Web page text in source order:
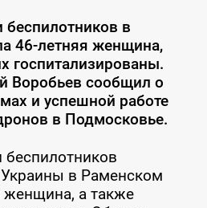
беспилотников в
46-летняя женщина,
госпитализированы.
Воробьев сообщил о
и успешной работе
в Подмосковье.
беспилотников
в Раменском
женщина, а также